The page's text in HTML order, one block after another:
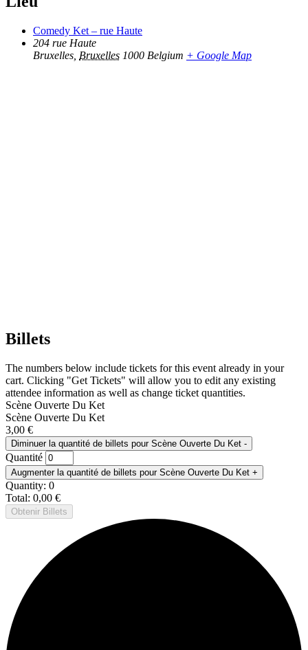
Comedy Ket – rue Haute
204 rue Haute
Bruxelles Bruxelles 1000 Belgium + Google Map
Billets
The numbers below include tickets for this event already in your
cart. Clicking "Get Tickets" will allow you to edit any existing
attendee information as well as change ticket quantities.
Scène Ouverte Du Ket
Scène Ouverte Du Ket
3,00 €
Diminuer la quantité de billets pour Scène Ouverte Du Ket -
Quantité
Augmenter la quantité de billets pour Scène Ouverte Du Ket +
Quantity: 0
Total: 0,00 €
Obtenir Billets